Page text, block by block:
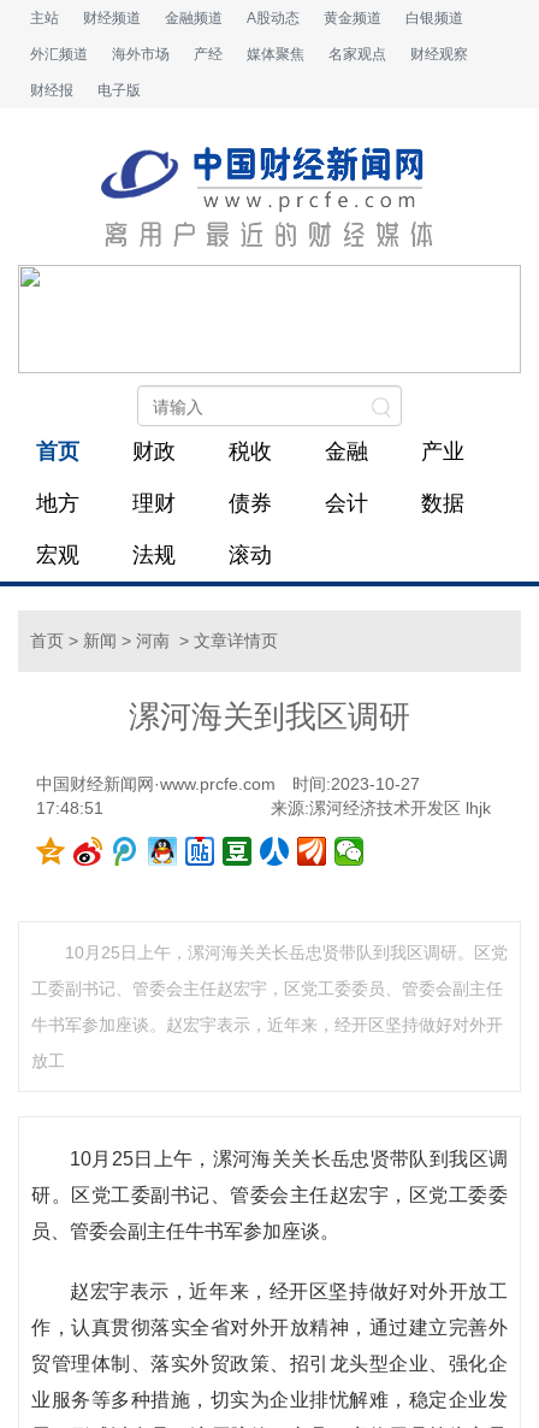
主站 财经频道 金融频道 A股动态 黄金频道 白银频道
外汇频道 海外市场 产经 媒体聚焦 名家观点 财经观察
财经报 电子版
首页 财政 税收 金融 产业
地方 理财 债券 会计 数据
宏观 法规 滚动
首页 > 新闻 > 河南 > 文章详情页
漯河海关到我区调研
中国财经新闻网·www.prcfe.com
时间:2023-10-27
17:48:51
来源:漯河经济技术开发区 lhjk
10月25日上午，漯河海关关长岳忠贤带队到我区调研。区党
工委副书记、管委会主任赵宏宇，区党工委委员、管委会副主任
牛书军参加座谈。赵宏宇表示，近年来，经开区坚持做好对外开
放工
10月25日上午，漯河海关关长岳忠贤带队到我区调
研。区党工委副书记、管委会主任赵宏宇，区党工委委
员、管委会副主任牛书军参加座谈。
赵宏宇表示，近年来，经开区坚持做好对外开放工
作，认真贯彻落实全省对外开放精神，通过建立完善外
贸管理体制、落实外贸政策、招引龙头型企业、强化企
业服务等多种措施，切实为企业排忧解难，稳定企业发